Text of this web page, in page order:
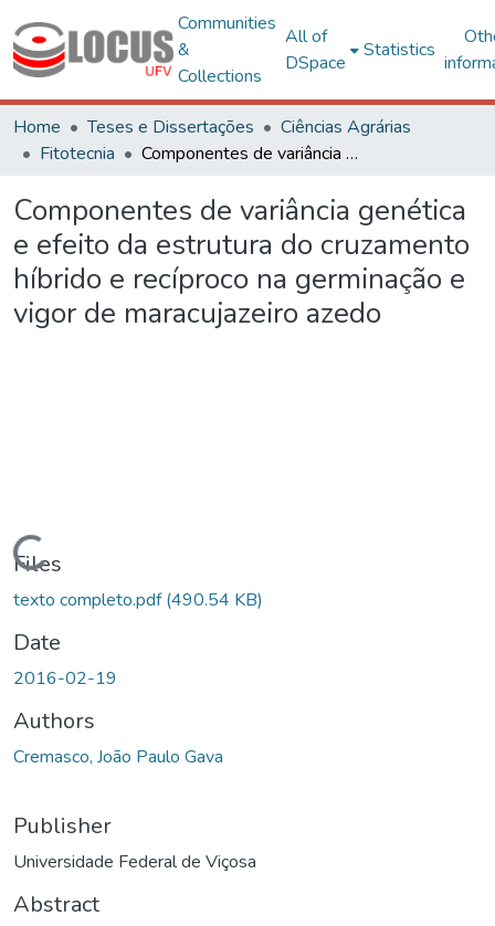
Communities
&
Collections
All of
DSpace
Statistics
Home Teses e Dissertações
Ciências Agrárias
Fitotecnia
Componentes de variância genética e efeito da estrutura do cruzamento híbrido e recíproco na germinação e vigor de maracujazeiro azedo
Componentes de variância genética
e efeito da estrutura do cruzamento
híbrido e recíproco na germinação e
vigor de maracujazeiro azedo
Files
texto completo.pdf(490.54 KB)
Date
2016-02-19
Authors
Cremasco, João Paulo Gava
Publisher
Universidade Federal de Viçosa
Abstract